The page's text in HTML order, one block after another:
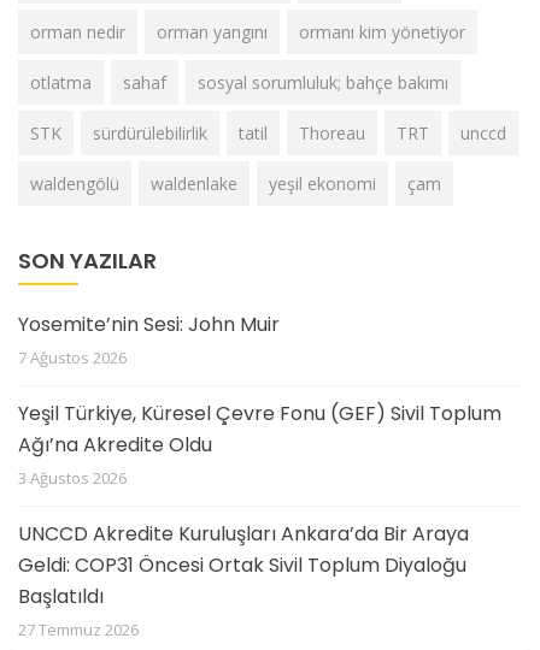
orman nedir orman yangını ormanı kim yönetiyor
otlatma sahaf sosyal sorumluluk; bahçe bakımı
STK sürdürülebilirlik tatil Thoreau TRT unccd
waldengölü waldenlake yeşil ekonomi çam
SON YAZILAR
Yosemite’nin Sesi: John Muir
7 Ağustos 2026
Yeşil Türkiye, Küresel Çevre Fonu (GEF) Sivil Toplum
Ağı’na Akredite Oldu
3 Ağustos 2026
UNCCD Akredite Kuruluşları Ankara’da Bir Araya
Geldi: COP31 Öncesi Ortak Sivil Toplum Diyaloğu
Başlatıldı
27 Temmuz 2026